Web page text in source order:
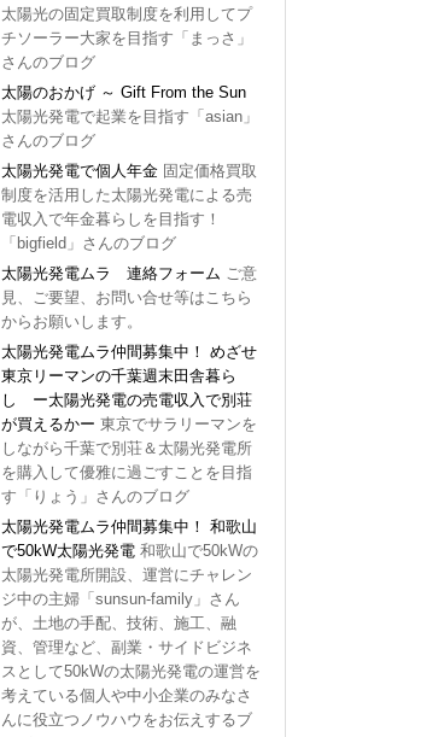
太陽光の固定買取制度を利用してプ
チソーラー大家を目指す「まっさ」
さんのブログ
太陽のおかげ ～ Gift From the Sun
太陽光発電で起業を目指す「asian」
さんのブログ
太陽光発電で個人年金 固定価格買取
制度を活用した太陽光発電による売
電収入で年金暮らしを目指す！
「bigfield」さんのブログ
太陽光発電ムラ 連絡フォーム ご意
見、ご要望、お問い合せ等はこちら
からお願いします。
太陽光発電ムラ仲間募集中！ めざせ
東京リーマンの千葉週末田舎暮ら
し ー太陽光発電の売電収入で別荘
が買えるかー 東京でサラリーマンを
しながら千葉で別荘＆太陽光発電所
を購入して優雅に過ごすことを目指
す「りょう」さんのブログ
太陽光発電ムラ仲間募集中！ 和歌山
で50kW太陽光発電 和歌山で50kWの
太陽光発電所開設、運営にチャレン
ジ中の主婦「sunsun-family」さん
が、土地の手配、技術、施工、融
資、管理など、副業・サイドビジネ
スとして50kWの太陽光発電の運営を
考えている個人や中小企業のみなさ
んに役立つノウハウをお伝えするブ